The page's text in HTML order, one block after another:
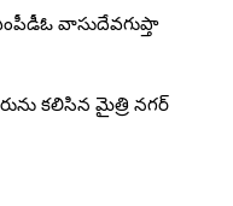
వాసుదేవగుప్తా
కలిసిన మైత్రి నగర్